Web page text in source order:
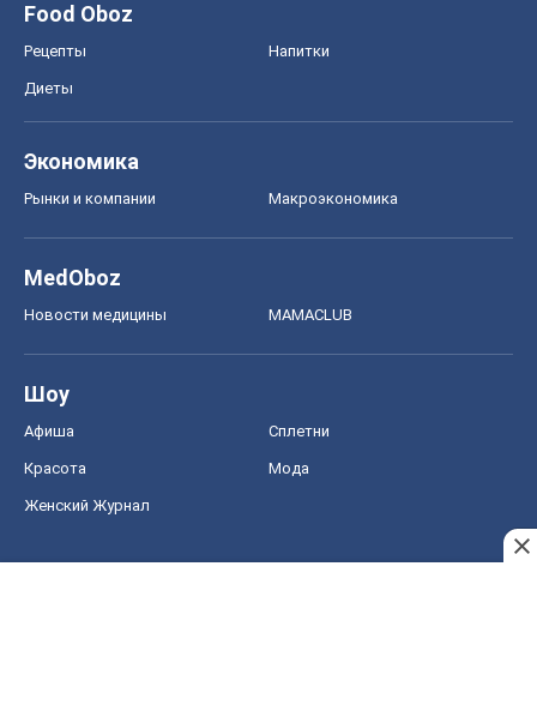
Food Oboz
Рецепты Напитки
Диеты
Экономика
Рынки и компании Mакроэкономика
MedOboz
Новости медицины MAMACLUB
Шоу
Афиша Сплетни
Красота Мода
Женский Журнал